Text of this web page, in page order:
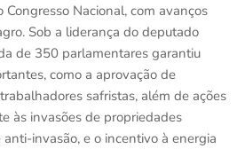
Congresso Nacional, com avanços
Sob a liderança do deputado
de 350 parlamentares garantiu
como a aprovação de
safristas, além de ações
às invasões de propriedades
invasão, e o incentivo à energia